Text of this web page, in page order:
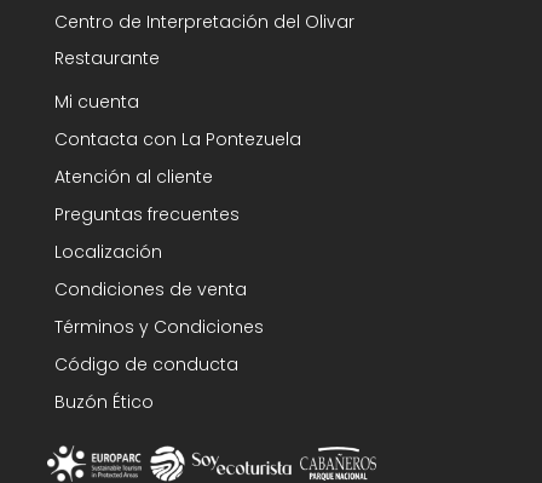
Centro de Interpretación del Olivar
Restaurante
Mi cuenta
Contacta con La Pontezuela
Atención al cliente
Preguntas frecuentes
Localización
Condiciones de venta
Términos y Condiciones
Código de conducta
Buzón Ético